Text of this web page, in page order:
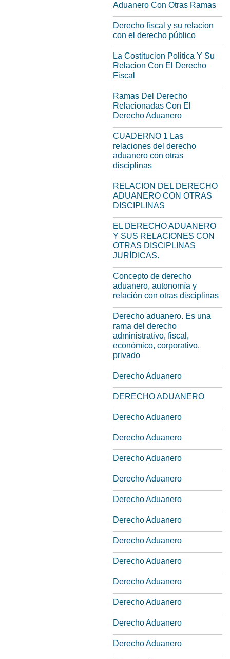
Aduanero Con Otras Ramas
Derecho fiscal y su relacion
con el derecho público
La Costitucion Politica Y Su
Relacion Con El Derecho
Fiscal
Ramas Del Derecho
Relacionadas Con El
Derecho Aduanero
CUADERNO 1 Las
relaciones del derecho
aduanero con otras
disciplinas
RELACION DEL DERECHO
ADUANERO CON OTRAS
DISCIPLINAS
EL DERECHO ADUANERO
Y SUS RELACIONES CON
OTRAS DISCIPLINAS
JURÍDICAS.
Concepto de derecho
aduanero, autonomía y
relación con otras disciplinas
Derecho aduanero. Es una
rama del derecho
administrativo, fiscal,
económico, corporativo,
privado
Derecho Aduanero
DERECHO ADUANERO
Derecho Aduanero
Derecho Aduanero
Derecho Aduanero
Derecho Aduanero
Derecho Aduanero
Derecho Aduanero
Derecho Aduanero
Derecho Aduanero
Derecho Aduanero
Derecho Aduanero
Derecho Aduanero
Derecho Aduanero